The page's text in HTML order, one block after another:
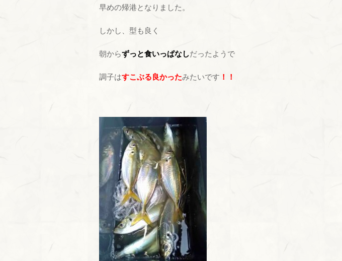
早めの帰港となりました。
しかし、型も良く
朝からずっと食いっぱなしだったようで
調子はすこぶる良かったみたいです ！！